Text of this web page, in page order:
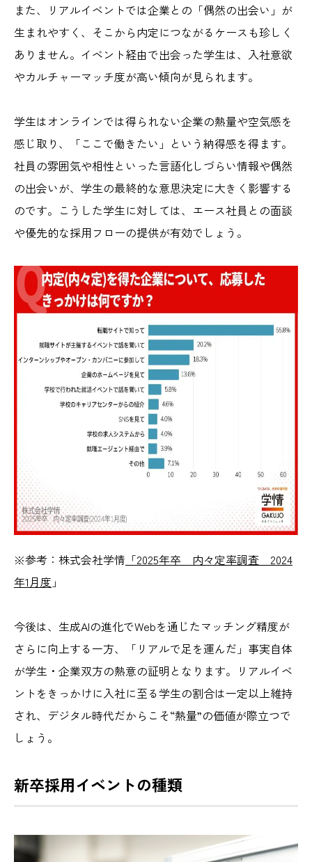
また、リアルイベントでは企業との「偶然の出会い」が
生まれやすく、そこから内定につながるケースも珍しく
ありません。イベント経由で出会った学生は、入社意欲
やカルチャーマッチ度が高い傾向が見られます。
学生はオンラインでは得られない企業の熱量や空気感を
感じ取り、「ここで働きたい」という納得感を得ます。
社員の雰囲気や相性といった言語化しづらい情報や偶然
の出会いが、学生の最終的な意思決定に大きく影響する
のです。こうした学生に対しては、エース社員との面談
や優先的な採用フローの提供が有効でしょう。
※参考：株式会社学情 「2025年卒 内々定率調査 2024
年1月度 」
今後は、生成AIの進化でWebを通じたマッチング精度が
さらに向上する一方、「リアルで足を運んだ」事実自体
が学生・企業双方の熱意の証明となります。リアルイベ
ントをきっかけに入社に至る学生の割合は一定以上維持
され、デジタル時代だからこそ“熱量”の価値が際立つで
しょう。
新卒採用イベントの種類